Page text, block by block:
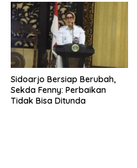
Sidoarjo Bersiap Berubah,
Sekda Fenny: Perbaikan
Tidak Bisa Ditunda